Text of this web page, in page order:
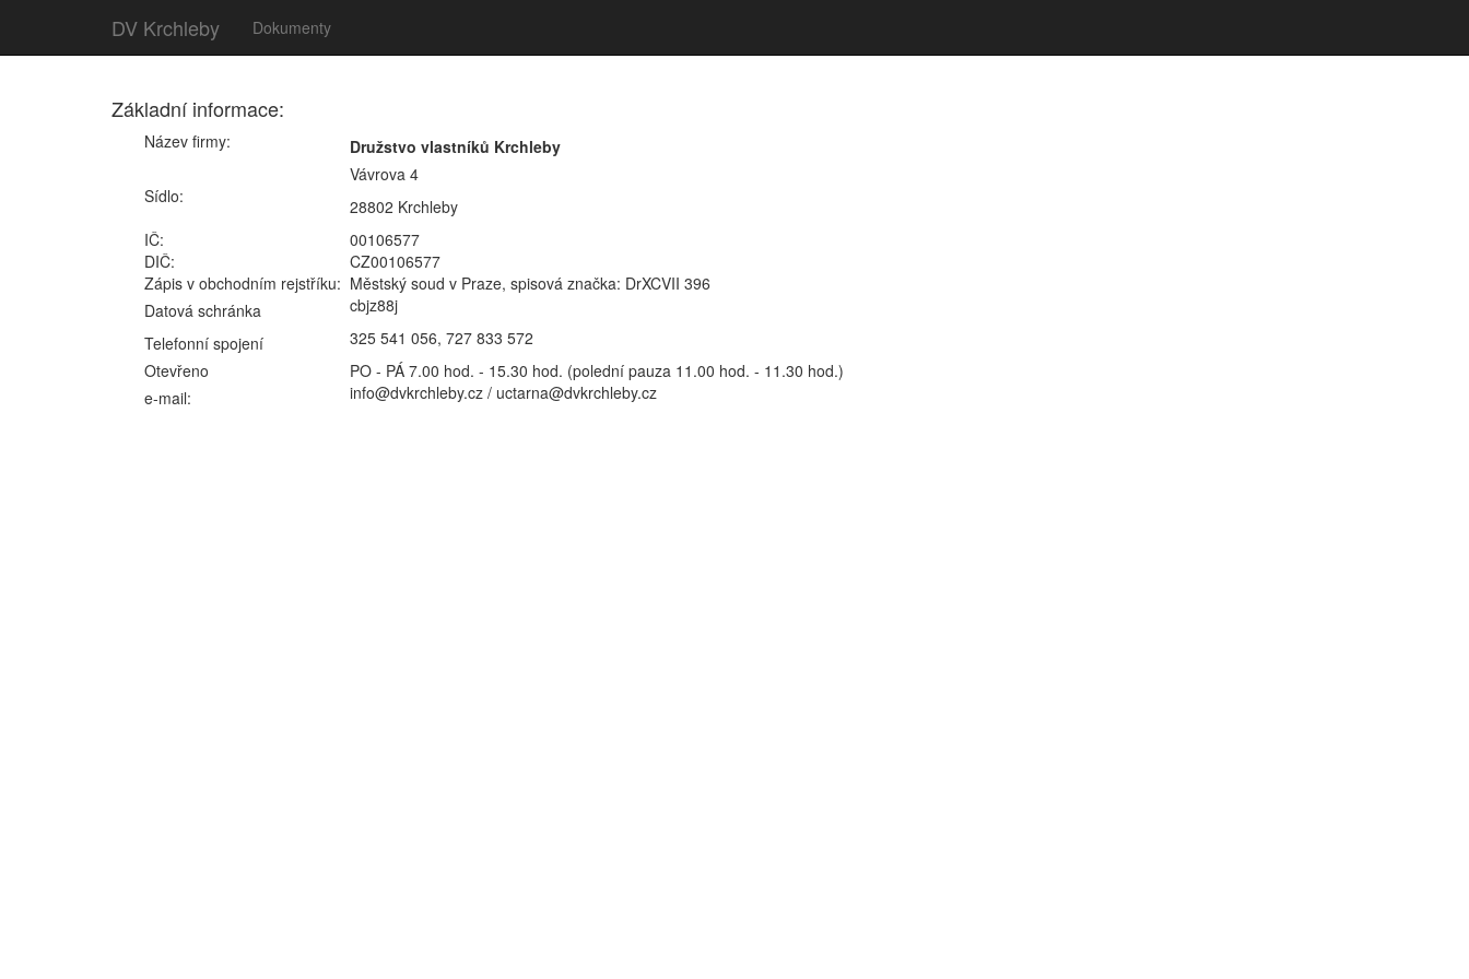
DV Krchleby Dokumenty
Základní informace:
Název firmy: Družstvo vlastníků Krchleby
Sídlo:
Vávrova 4
28802 Krchleby
IČ:
00106577
DIČ:
CZ00106577
Zápis v obchodním rejstříku: Městský soud v Praze, spisová značka: DrXCVII 396
Datová schránka
cbjz88j
Telefonní spojení
325 541 056, 727 833 572
Otevřeno
PO - PÁ 7.00 hod. - 15.30 hod. (polední pauza 11.00 hod. - 11.30 hod.)
e-mail:
info@dvkrchleby.cz / uctarna@dvkrchleby.cz